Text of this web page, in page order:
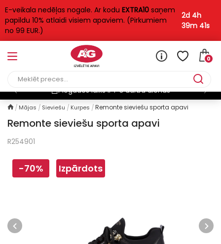
E-veikala nedēļas nogale. Ar kodu EXTRA10 saņem
papildu 10% atlaidi visiem apaviem. (Pirkumiem
no 99 EUR.)
2d 4h
39m 40s
0
Piegādes laiks ir 1-3 darba dienas
Mājas Sieviešu Kurpes Remonte sieviešu sporta apavi
Remonte sieviešu sporta apavi
R254901
-70% Izpārdots